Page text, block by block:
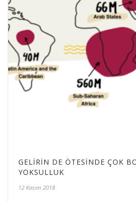
GELIRIN DE ÖTESINDE ÇOK
YOKSULLUK
12 Kasım 2018